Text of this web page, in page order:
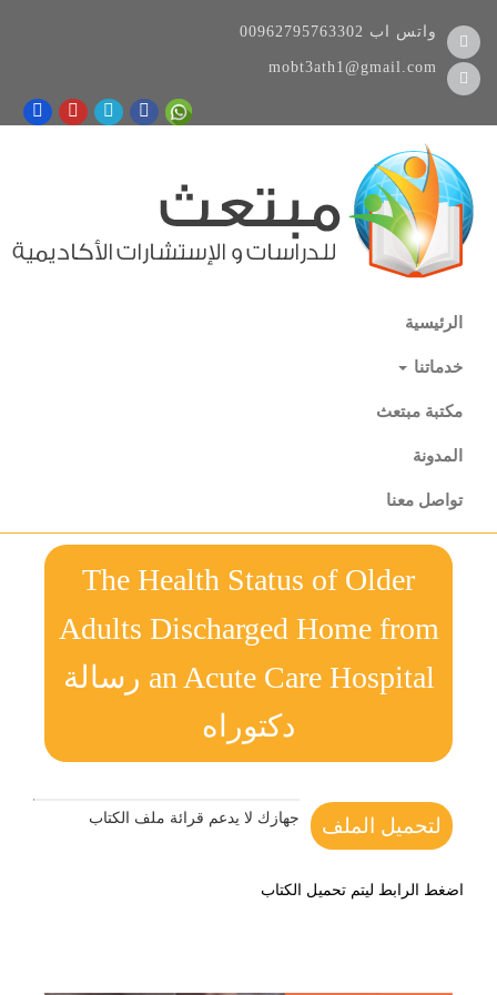
00962795763302 واتس اب
mobt3ath1@gmail.com
الرئيسية
خدماتنا
مكتبة مبتعث
المدونة
تواصل معنا
The Health Status of Older
Adults Discharged Home from
an Acute Care Hospital رسالة
دكتوراه
لتحميل الملف جهازك لا يدعم قرائة ملف الكتاب
اضغط الرابط ليتم تحميل الكتاب